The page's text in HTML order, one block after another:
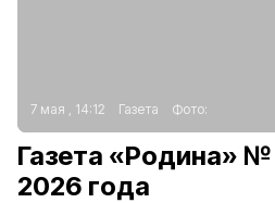
7 мая , 14:12 Газета Фото:
Газета «Родина» №
2026 года